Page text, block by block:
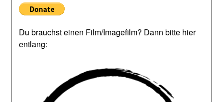
Du brauchst einen Film/Imagefilm? Dann bitte hier
entlang: